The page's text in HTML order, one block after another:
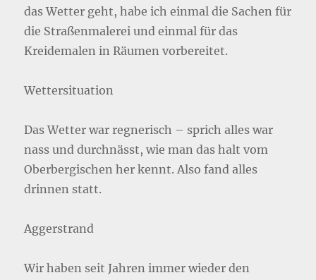
das Wetter geht, habe ich einmal die Sachen für
die Straßenmalerei und einmal für das
Kreidemalen in Räumen vorbereitet.
Wettersituation
Das Wetter war regnerisch – sprich alles war
nass und durchnässt, wie man das halt vom
Oberbergischen her kennt. Also fand alles
drinnen statt.
Aggerstrand
Wir haben seit Jahren immer wieder den